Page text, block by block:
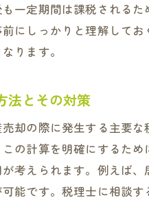
一定期間は課税される
にしっかりと理解して
ります。
法とその対策
却の際に発生する主要
の計算を明確にするた
考えられます。例えば
能です。税理士に相談